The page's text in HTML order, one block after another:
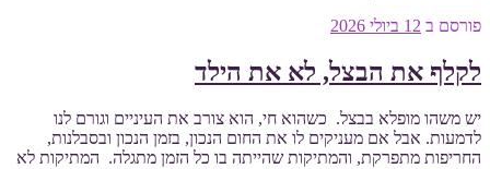
פורסם ב 12 ביולי 2026
לקלף את הבצל, לא את הילד
יש משהו מופלא בבצל. כשהוא חי, הוא צורב את העיניים וגורם לנו
לדמעות. אבל אם מעניקים לו את החום הנכון, בזמן הנכון ובסבלנות,
החריפות מתפרקת, והמתיקות שהייתה בו כל הזמן מתגלה. המתיקות לא